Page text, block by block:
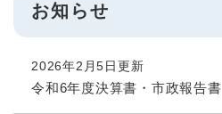
お知らせ
2026年2月5日更新
令和6年度決算書・市政報告書